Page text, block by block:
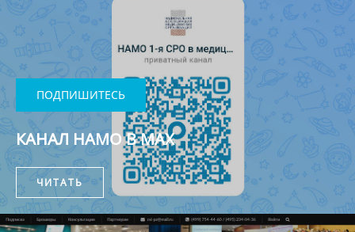
ПОДПИШИТЕСЬ
КАНАЛ НАМО В MAX
ЧИТАТЬ